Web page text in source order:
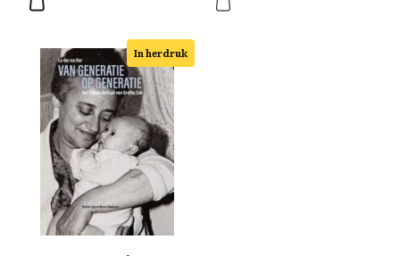
In herdruk